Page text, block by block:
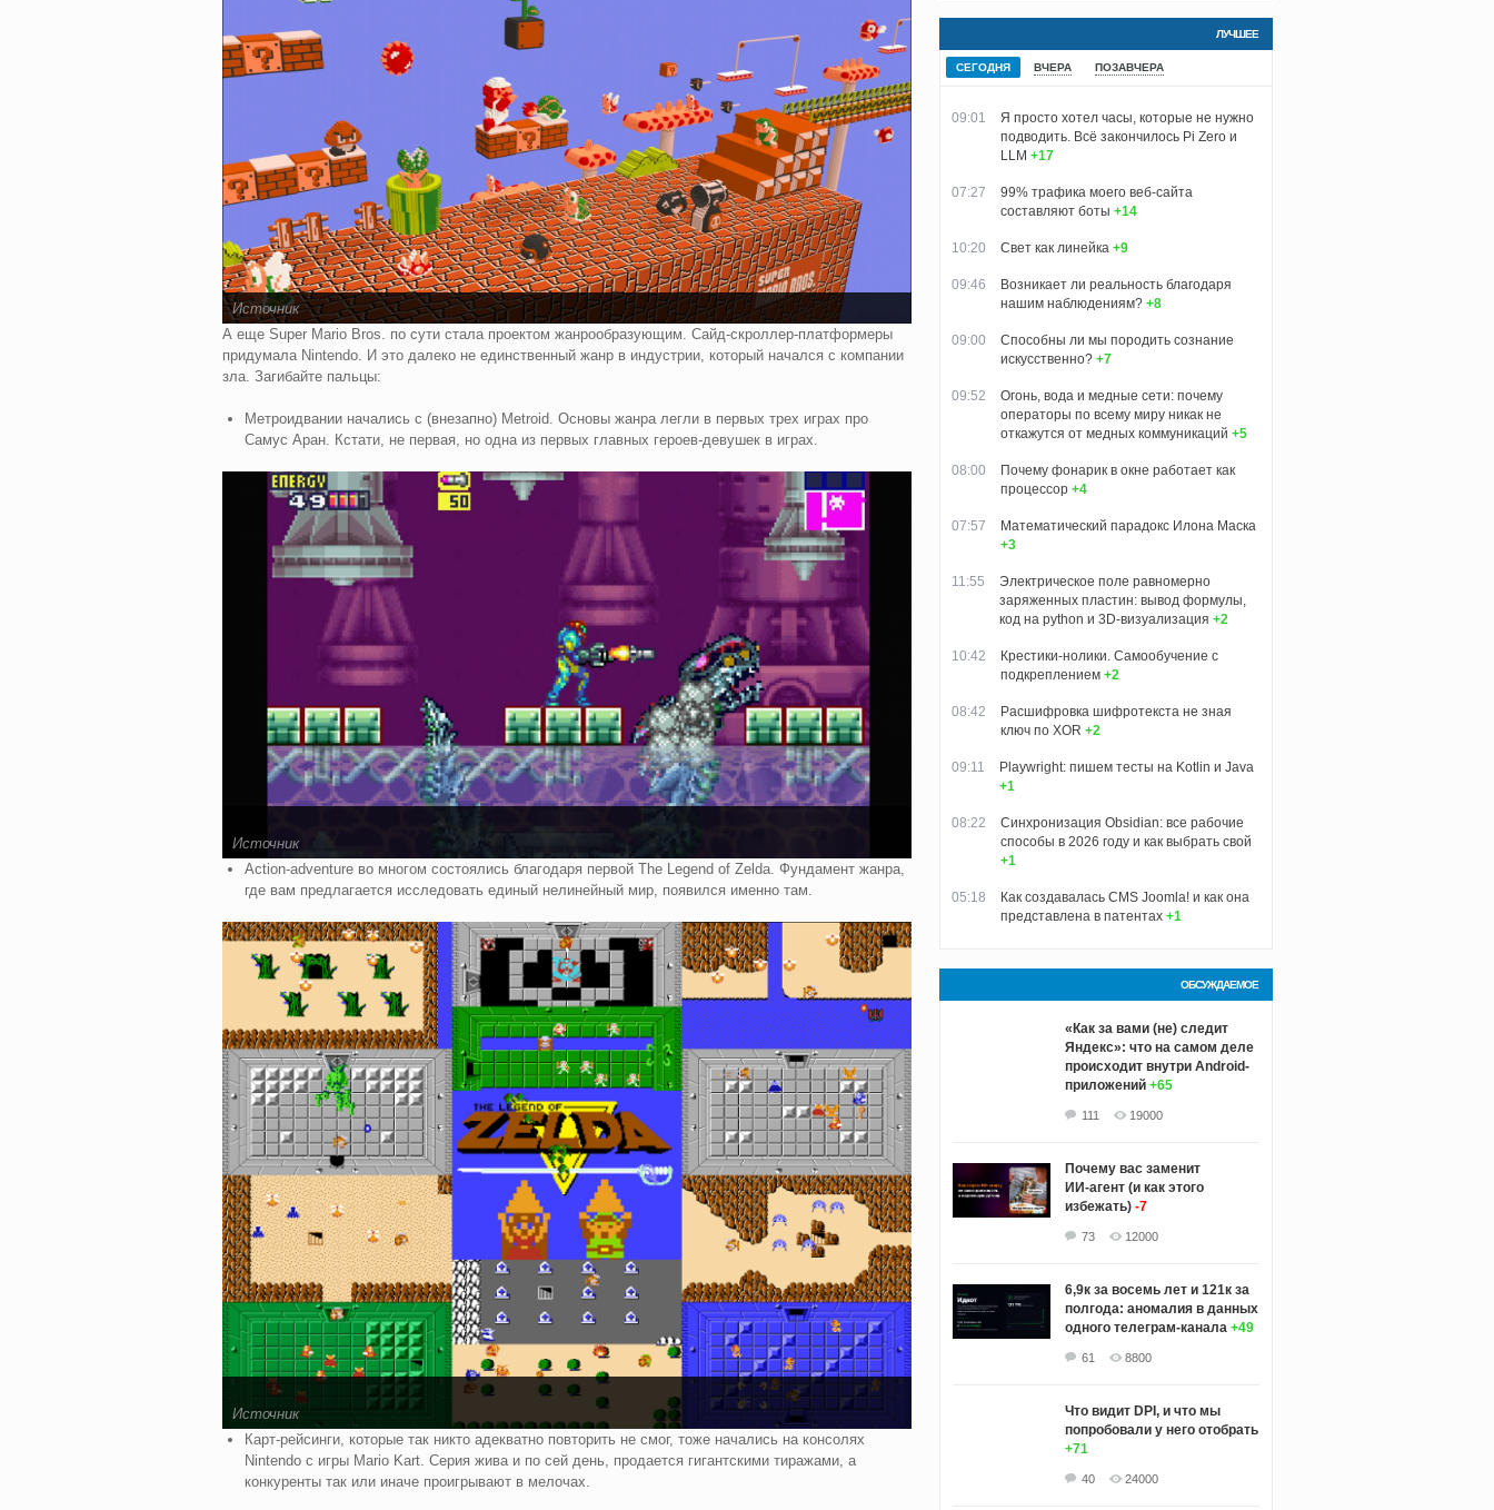
Источник
А еще Super Mario Bros. по сути стала проектом жанрообразующим. Сайд-скроллер-платформеры
придумала Nintendo. И это далеко не единственный жанр в индустрии, который начался с компании
зла. Загибайте пальцы:
Метроидвании начались с (внезапно) Metroid. Основы жанра легли в первых трех играх про
Самус Аран. Кстати, не первая, но одна из первых главных героев-девушек в играх.
Источник
Action-adventure во многом состоялись благодаря первой The Legend of Zelda. Фундамент жанра,
где вам предлагается исследовать единый нелинейный мир, появился именно там.
Источник
Карт-рейсинги, которые так никто адекватно повторить не смог, тоже начались на консолях
Nintendo с игры Mario Kart. Серия жива и по сей день, продается гигантскими тиражами, а
конкуренты так или иначе проигрывают в мелочах.
ЛУЧШЕЕ
СЕГОДНЯ ВЧЕРА ПОЗАВЧЕРА
09:01
Я просто хотел часы, которые не нужно
подводить. Всё закончилось Pi Zero и
LLM +17
07:27
99% трафика моего веб‑сайта
составляют боты +14
10:20 Свет как линейка +9
09:46
Возникает ли реальность благодаря
нашим наблюдениям? +8
09:00
Способны ли мы породить сознание
искусственно? +7
09:52
Огонь, вода и медные сети: почему
операторы по всему миру никак не
откажутся от медных коммуникаций +5
08:00
Почему фонарик в окне работает как
процессор +4
07:57
Математический парадокс Илона Маска
+3
11:55
Электрическое поле равномерно
заряженных пластин: вывод формулы,
код на python и 3D‑визуализация +2
10:42
Крестики-нолики. Самообучение с
подкреплением +2
08:42
Расшифровка шифротекста не зная
ключ по XOR +2
09:11
Playwright: пишем тесты на Kotlin и Java
+1
08:22
Синхронизация Obsidian: все рабочие
способы в 2026 году и как выбрать свой
+1
05:18
Как создавалась CMS Joomla! и как она
представлена в патентах +1
ОБСУЖДАЕМОЕ
«Как за вами (не) следит
Яндекс»: что на самом деле
происходит внутри Android-
приложений +65
111 19000
Почему вас заменит
ИИ‑агент (и как этого
избежать) -7
73 12000
6,9к за восемь лет и 121к за
полгода: аномалия в данных
одного телеграм-канала +49
61 8800
Что видит DPI, и что мы
попробовали у него отобрать
+71
40 24000